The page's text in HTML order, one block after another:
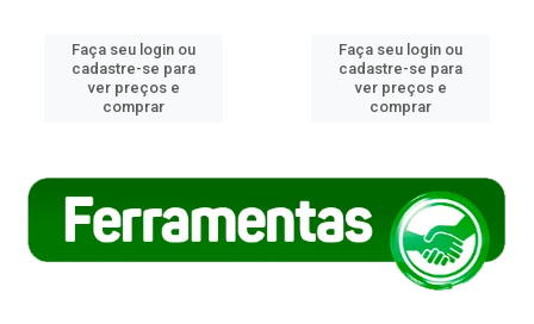
Faça seu login ou
cadastre-se para
ver preços e
comprar
Faça seu login ou
cadastre-se para
ver preços e
comprar